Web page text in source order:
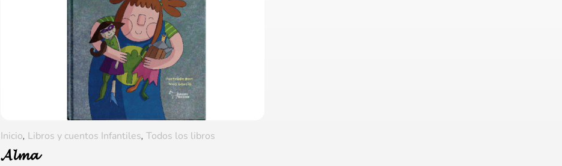
𝓐𝓵𝓶𝓪
Inicio, Libros y cuentos Infantiles,Todos los libros